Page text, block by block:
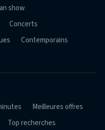
show
Concerts
Contemporains
Meilleures offres
Top recherches